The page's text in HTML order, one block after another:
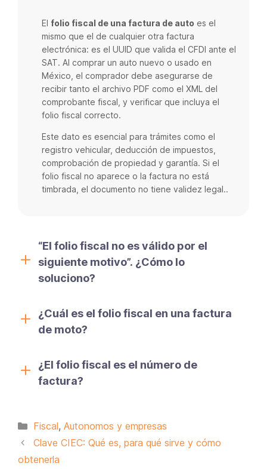
El folio fiscal de una factura de auto es el
mismo que el de cualquier otra factura
electrónica: es el UUID que valida el CFDI ante el
SAT. Al comprar un auto nuevo o usado en
México, el comprador debe asegurarse de
recibir tanto el archivo PDF como el XML del
comprobante fiscal, y verificar que incluya el
folio fiscal correcto.
Este dato es esencial para trámites como el
registro vehicular, deducción de impuestos,
comprobación de propiedad y garantía. Si el
folio fiscal no aparece o la factura no está
timbrada, el documento no tiene validez legal..
“El folio fiscal no es válido por el
siguiente motivo”. ¿Cómo lo
soluciono?
¿Cuál es el folio fiscal en una factura
de moto?
¿El folio fiscal es el número de
factura?
Categorías
Fiscal, Autonomos y empresas
Clave CIEC: Qué es, para qué sirve y cómo
obtenerla